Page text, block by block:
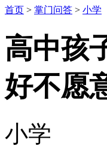
首页 > 掌门问答 > 小学
高中孩
好不愿
小学